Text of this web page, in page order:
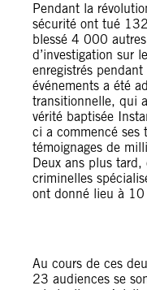
Pendant la
sécurité ont tué
blessé 4 000
d’investigation sur
enregistrés
événements a été
transitionnelle, qui
vérité baptisée
ci a commencé
témoignages de
Deux ans plus tard,
criminelles
ont donné lieu à 10
Au cours de ces
23 audiences se